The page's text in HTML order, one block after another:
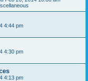
4:44 pm
4:30 pm
4:13 pm